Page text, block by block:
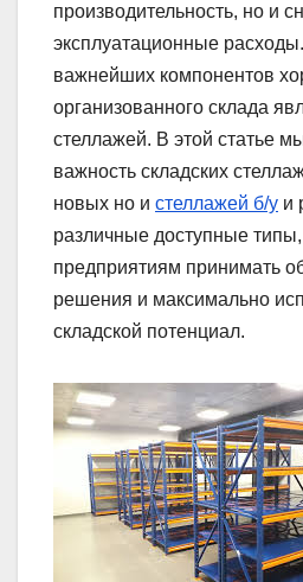
производительность, но и
эксплуатационные
важнейших компонентов
организованного склада
стеллажей. В этой статье
важность складских
новых но и стеллажей б/у и
различные доступные
предприятиям принимать
решения и максимально
складской потенциал.